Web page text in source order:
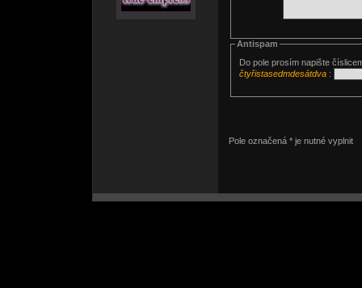
Antispam
Do pole prosím napište
čtyřistasedmdesátdva:
Pole označená * je nutné vyplnit